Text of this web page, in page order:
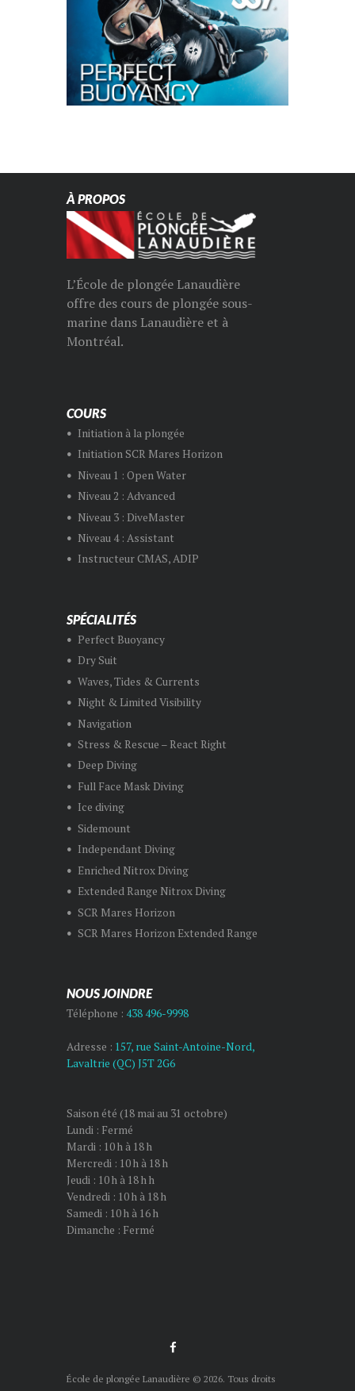
À PROPOS
L’École de plongée Lanaudière
offre des cours de plongée sous-
marine dans Lanaudière et à
Montréal.
COURS
Initiation à la plongée
Initiation SCR Mares Horizon
Niveau 1 : Open Water
Niveau 2 : Advanced
Niveau 3 : DiveMaster
Niveau 4 : Assistant
Instructeur CMAS, ADIP
SPÉCIALITÉS
Perfect Buoyancy
Dry Suit
Waves, Tides & Currents
Night & Limited Visibility
Navigation
Stress & Rescue – React Right
Deep Diving
Full Face Mask Diving
Ice diving
Sidemount
Independant Diving
Enriched Nitrox Diving
Extended Range Nitrox Diving
SCR Mares Horizon
SCR Mares Horizon Extended Range
NOUS JOINDRE
Téléphone : 438 496-9998
Adresse : 157, rue Saint-Antoine-Nord,
Lavaltrie (QC) J5T 2G6
Saison été (18 mai au 31 octobre)
Lundi : Fermé
Mardi : 10 h à 18 h
Mercredi : 10 h à 18 h
Jeudi : 10 h à 18 h h
Vendredi : 10 h à 18 h
Samedi : 10 h à 16 h
Dimanche : Fermé
École de plongée Lanaudière © 2026. Tous droits